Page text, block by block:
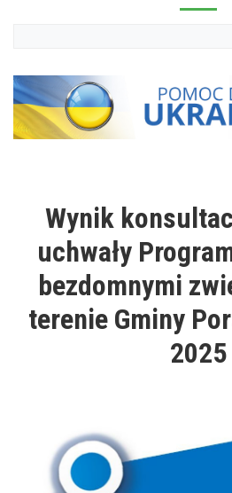
Wynik
uchwały
bezdomnymi
terenie Gminy
2025